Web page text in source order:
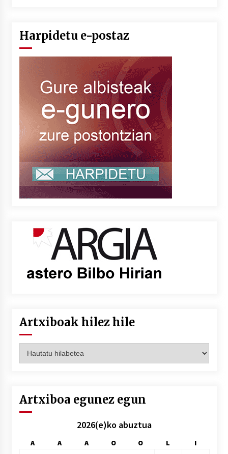
Harpidetu e-postaz
Artxiboak hilez hile
hilez
Artxiboa egunez egun
2026(e)ko abuztua
A A A O O L
I